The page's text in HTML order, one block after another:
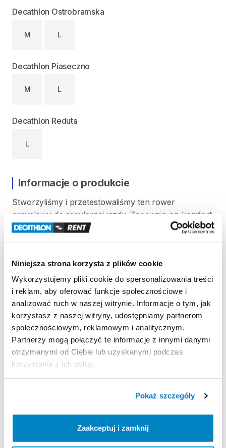
Niniejsza strona korzysta z plików cookie
Wykorzystujemy pliki cookie do spersonalizowania treści
i reklam, aby oferować funkcje społecznościowe i
analizować ruch w naszej witrynie. Informacje o tym, jak
korzystasz z naszej witryny, udostępniamy partnerom
społecznościowym, reklamowym i analitycznym.
Partnerzy mogą połączyć te informacje z innymi danymi
otrzymanymi od Ciebie lub uzyskanymi podczas
korzystania z ich usług.
Pokaż szczegóły
Zaakceptuj i zamknij
Decathlon Ostrobramska
M L
Decathlon Piaseczno
M L
Decathlon Reduta
L
Informacje o produkcie
Stworzyliśmy i przetestowaliśmy ten rower
gravelowy do regularnej jazdy. Zapewnia on komfort
wszechstronność na nawierzchni.
specjalną geometrię​,​ koła opony Gravel
Ready​,​ napęd Shimano 105 oraz Sub-Compact
Praxis 48​/​32. Komfortowy i wszechstronny na
dobrych nawierzchniach.
Rozm. XL od 188 do 200 cm wzrostu
Opony 700x40
Waga w rozm. XL: 10​​,​ ​9 kg
Strona produktu w sklepie
Zasady wypożyczenia
REGULAMIN